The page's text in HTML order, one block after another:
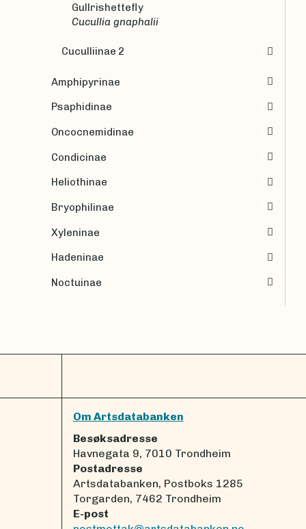
Gullrishettefly
Cucullia gnaphalii
Cuculliinae 2
Amphipyrinae
Psaphidinae
Oncocnemidinae
Condicinae
Heliothinae
Bryophilinae
Xyleninae
Hadeninae
Noctuinae
Om Artsdatabanken
Besøksadresse
Havnegata 9, 7010 Trondheim
Postadresse
Artsdatabanken, Postboks 1285
Torgarden, 7462 Trondheim
E-post